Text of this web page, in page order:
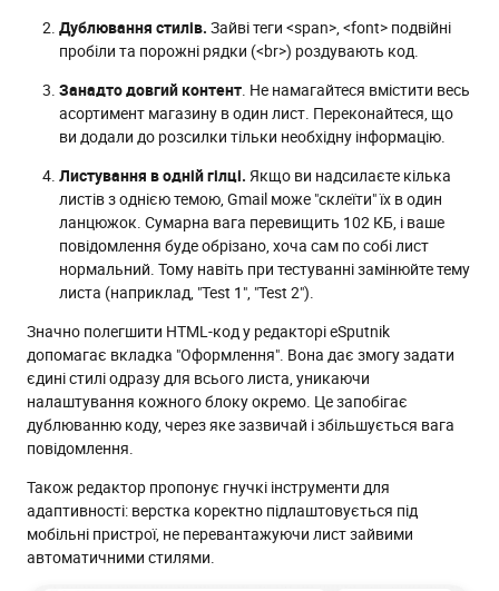
Дублювання стилів. Зайві теги <span>, <font> подвійні
пробіли та порожні рядки (<br>) роздувають код.
Занадто довгий контент. Не намагайтеся вмістити весь
асортимент магазину в один лист. Переконайтеся, що
ви додали до розсилки тільки необхідну інформацію.
Листування в одній гілці. Якщо ви надсилаєте кілька
листів з однією темою, Gmail може "склеїти" їх в один
ланцюжок. Сумарна вага перевищить 102 КБ, і ваше
повідомлення буде обрізано, хоча сам по собі лист
нормальний. Тому навіть при тестуванні замінюйте тему
листа (наприклад, "Test 1", "Test 2").
Значно полегшити HTML-код у редакторі eSputnik
допомагає вкладка "Оформлення". Вона дає змогу задати
єдині стилі одразу для всього листа, уникаючи
налаштування кожного блоку окремо. Це запобігає
дублюванню коду, через яке зазвичай і збільшується вага
повідомлення.
Також редактор пропонує гнучкі інструменти для
адаптивності: верстка коректно підлаштовується під
мобільні пристрої, не перевантажуючи лист зайвими
автоматичними стилями.